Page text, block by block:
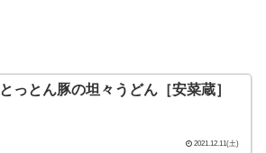
とっとん豚の坦々うどん［安菜蔵］
2021.12.11(土)